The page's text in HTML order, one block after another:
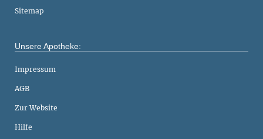
Sitemap
Unsere Apotheke:
Impressum
AGB
Zur Website
Hilfe